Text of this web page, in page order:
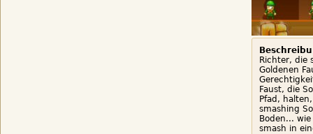
Richter, die
Goldenen
Faust, die
Pfad,
smashing
Boden...
smash in